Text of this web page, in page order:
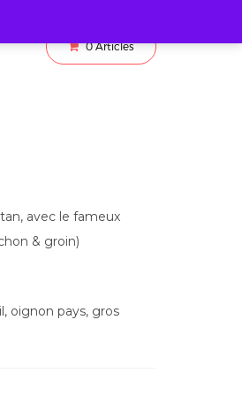
0 Articles
avec le fameux
& groin)
oignon pays, gros